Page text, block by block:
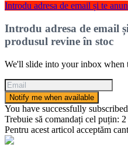
Introdu adresa de email și te
Introdu adresa de email
produsul revine în stoc
We'll slide into your inbox when
Notify me when available
You have successfully
Trebuie să comandați cel puțin:
Pentru acest articol acceptăm